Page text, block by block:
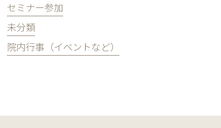
セミナー参加
未分類
院内行事（イベントなど）